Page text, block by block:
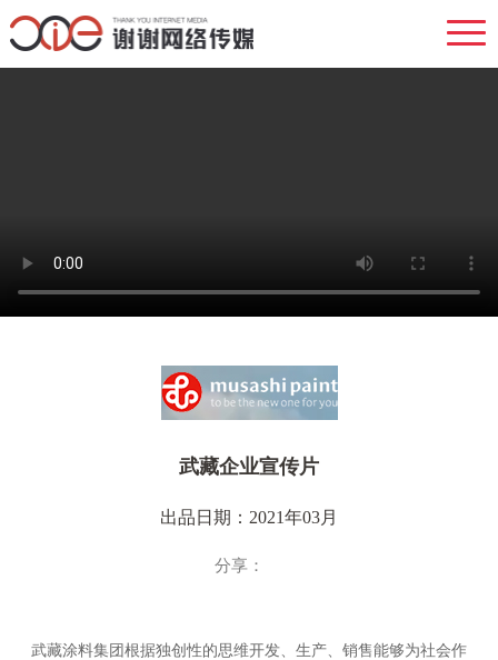
武藏企业宣传片
出品日期：2021年03月
分享：
武藏涂料集团根据独创性的思维开发、生产、销售能够为社会作